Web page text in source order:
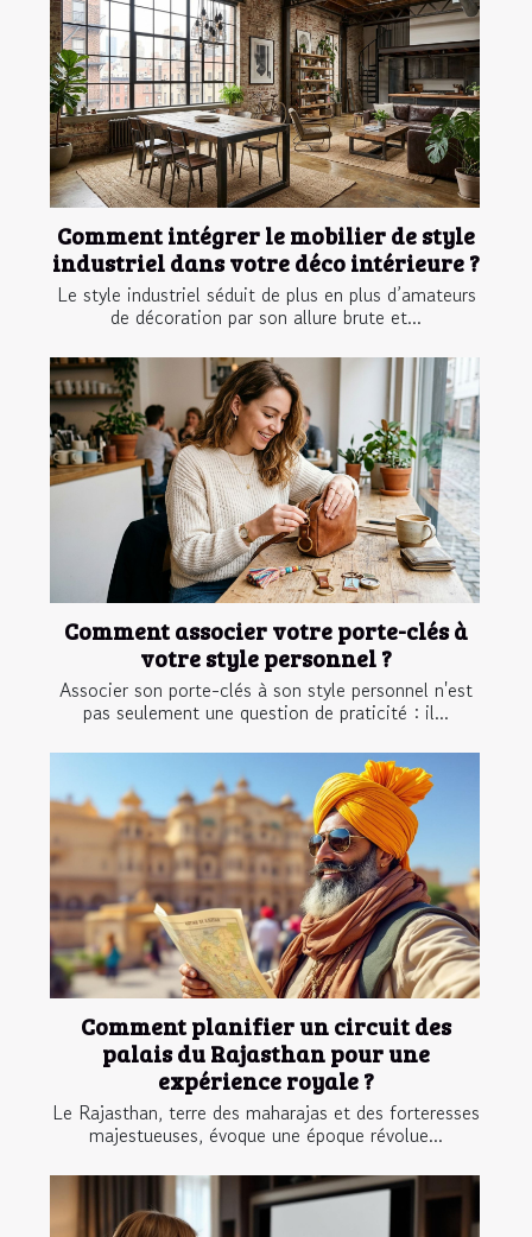
Comment intégrer le mobilier de style
industriel dans votre déco intérieure ?
Le style industriel séduit de plus en plus d’amateurs
de décoration par son allure brute et...
Comment associer votre porte-clés à
votre style personnel ?
Associer son porte-clés à son style personnel n'est
pas seulement une question de praticité : il...
Comment planifier un circuit des
palais du Rajasthan pour une
expérience royale ?
Le Rajasthan, terre des maharajas et des forteresses
majestueuses, évoque une époque révolue...